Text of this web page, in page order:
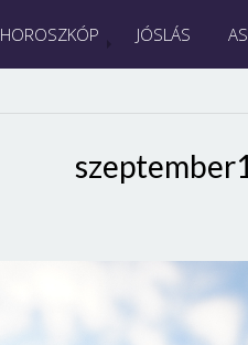
HOROSZKÓP JÓSLÁS